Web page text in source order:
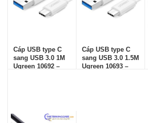
Cáp USB type C
sang USB 3.0 1M
Ugreen 10692 –
Cáp USB type C
sang USB 3.0 1.5M
Ugreen 10693 –